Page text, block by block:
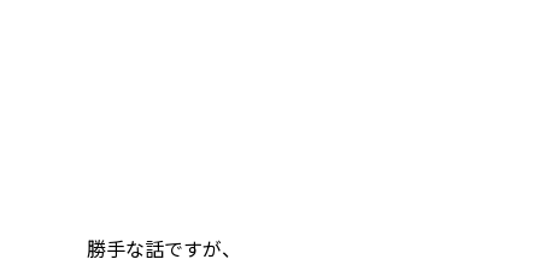
勝手な話ですが、